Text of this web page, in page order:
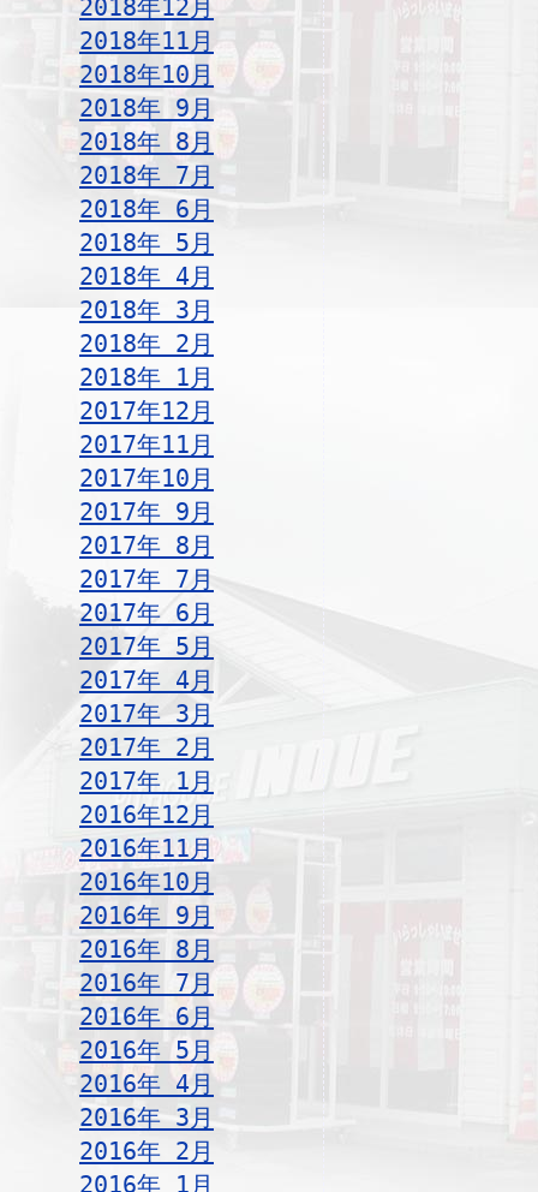
2018年12月
2018年11月
2018年10月
2018年 9月
2018年 8月
2018年 7月
2018年 6月
2018年 5月
2018年 4月
2018年 3月
2018年 2月
2018年 1月
2017年12月
2017年11月
2017年10月
2017年 9月
2017年 8月
2017年 7月
2017年 6月
2017年 5月
2017年 4月
2017年 3月
2017年 2月
2017年 1月
2016年12月
2016年11月
2016年10月
2016年 9月
2016年 8月
2016年 7月
2016年 6月
2016年 5月
2016年 4月
2016年 3月
2016年 2月
2016年 1月